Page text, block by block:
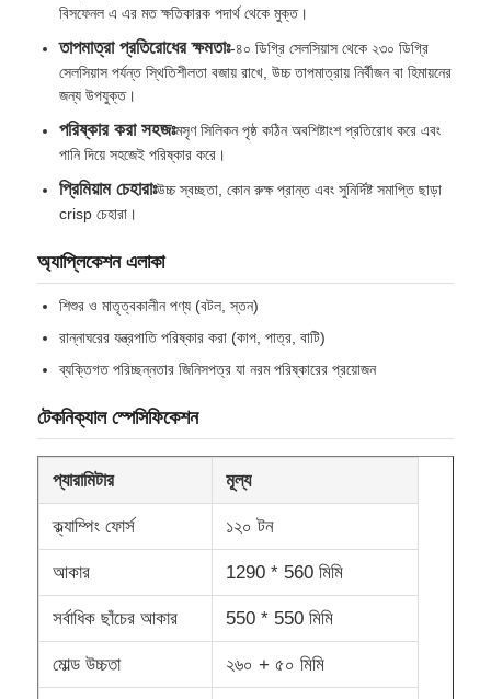
পণ্য
আমাদের সম্পর্কে
কারখানা ভ্রমণ
মান নিয়ন্ত্রণ
আমাদের সাথে যোগাযোগ করুন
খবর
সব ক্ষেত্রেই
উদ্ধৃতির জন্য আবেদন
এলএসআর ইনজেকশন মোল্ডিং মেশিন
বিসফেনল এ এর মত ক্ষতিকারক পদার্থ থেকে মুক্ত।
তাপমাত্রা প্রতিরোধের ক্ষমতাঃ-৪০ ডিগ্রি সেলসিয়াস থেকে ২৩০ ডিগ্রি
সেলসিয়াস পর্যন্ত স্থিতিশীলতা বজায় রাখে, উচ্চ তাপমাত্রায় নির্বীজন বা হিমায়নের
জন্য উপযুক্ত।
পরিষ্কার করা সহজঃমসৃণ সিলিকন পৃষ্ঠ কঠিন অবশিষ্টাংশ প্রতিরোধ করে এবং
পানি দিয়ে সহজেই পরিষ্কার করে।
প্রিমিয়াম চেহারাঃউচ্চ স্বচ্ছতা, কোন রুক্ষ প্রান্ত এবং সুনির্দিষ্ট সমাপ্তি ছাড়া
crisp চেহারা।
অ্যাপ্লিকেশন এলাকা
শিশুর ও মাতৃত্বকালীন পণ্য (বটল, স্তন)
রান্নাঘরের যন্ত্রপাতি পরিষ্কার করা (কাপ, পাত্র, বাটি)
ব্যক্তিগত পরিচ্ছন্নতার জিনিসপত্র যা নরম পরিষ্কারের প্রয়োজন
টেকনিক্যাল স্পেসিফিকেশন
প্যারামিটার মূল্য
ক্ল্যাম্পিং ফোর্স ১২০ টন
আকার 1290 * 560 মিমি
সর্বাধিক ছাঁচের আকার 550 * 550 মিমি
মোল্ড উচ্চতা ২৬০ + ৫০ মিমি